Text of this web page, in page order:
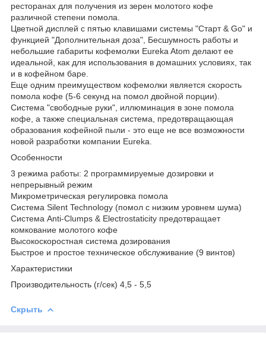
ресторанах для получения из зерен молотого кофе
различной степени помола.
Цветной дисплей с пятью клавишами системы "Старт & Go" и
функцией "Дополнительная доза", Бесшумность работы и
небольшие габариты кофемолки Eureka Atom делают ее
идеальной, как для использования в домашних условиях, так
и в кофейном баре.
Еще одним преимуществом кофемолки является скорость
помола кофе (5-6 секунд на помол двойной порции).
Система "свободные руки", иллюминация в зоне помола
кофе, а также специальная система, предотвращающая
образования кофейной пыли - это еще не все возможности
новой разработки компании Eureka.
Особенности
3 режима работы: 2 программируемые дозировки и
непрерывный режим
Микрометрическая регулировка помола
Система Silent Technology (помол с низким уровнем шума)
Система Anti-Clumps & Electrostaticity предотвращает
комкование молотого кофе
Высокоскоростная система дозирования
Быстрое и простое техническое обслуживание (9 винтов)
Характеристики
Производительность (г/сек) 4,5 - 5,5
Скрыть